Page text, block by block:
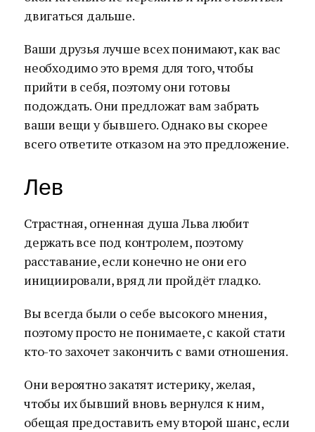
двигаться дальше.
Ваши друзья лучше всех понимают, как вас
необходимо это время для того, чтобы
прийти в себя, поэтому они готовы
подождать. Они предложат вам забрать
ваши вещи у бывшего. Однако вы скорее
всего ответите отказом на это предложение.
Лев
Страстная, огненная душа Льва любит
держать все под контролем, поэтому
расставание, если конечно не они его
инициировали, вряд ли пройдёт гладко.
Вы всегда были о себе высокого мнения,
поэтому просто не понимаете, с какой стати
кто-то захочет закончить с вами отношения.
Они вероятно закатят истерику, желая,
чтобы их бывший вновь вернулся к ним,
обещая предоставить ему второй шанс, если